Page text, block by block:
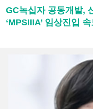
GC녹십자 공동개발,
‘MPSIIIA’ 임상진입